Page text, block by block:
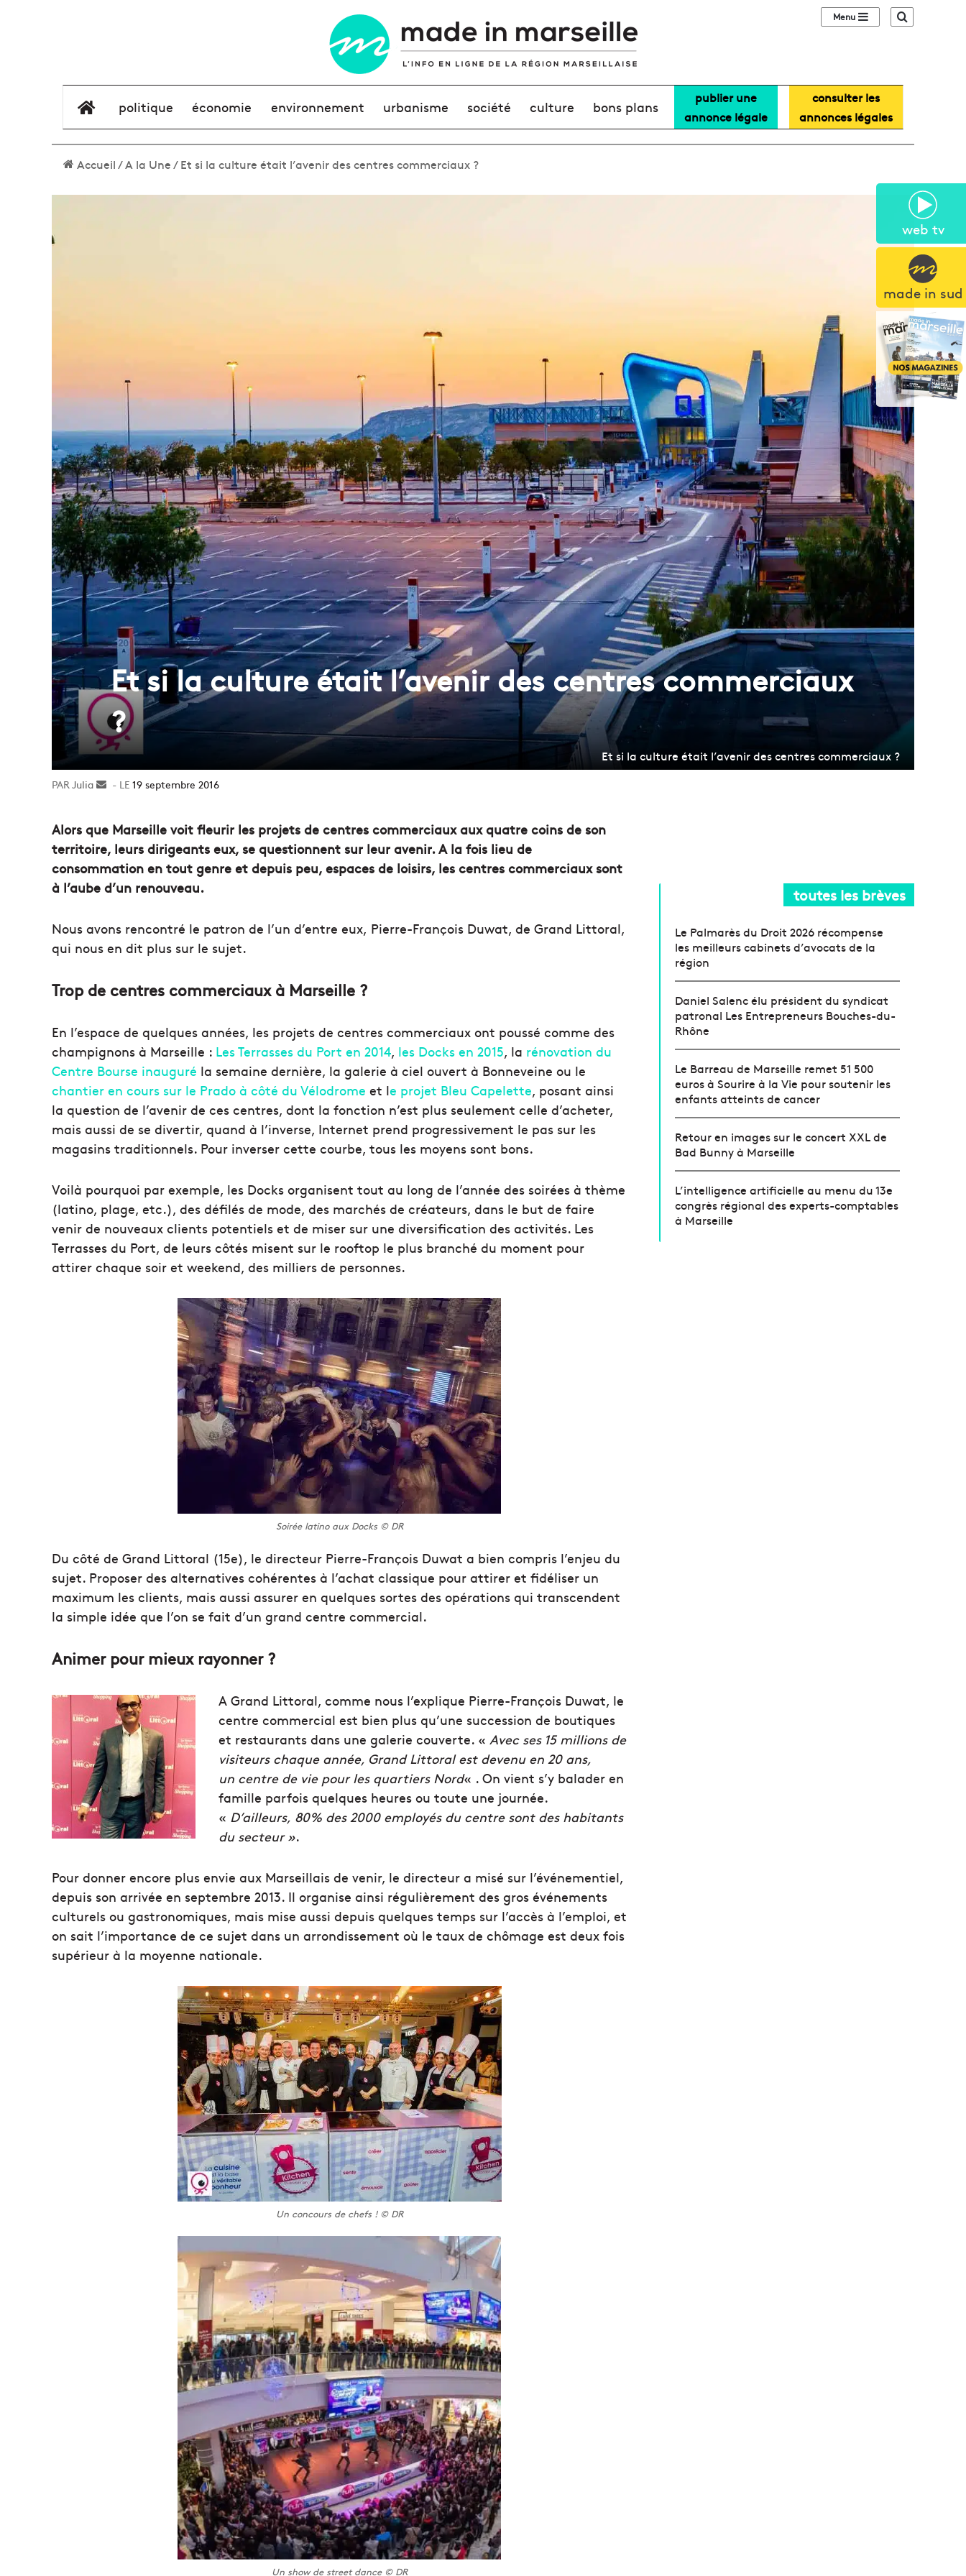
web tv
made in sud
Sidebar (barre
élément de menu
politique économie environnement urbanisme société culture bons plans
publier une
annonce légale
consulter les
annonces légales
Accueil/A la Une/Et si la culture était l’avenir des centres commerciaux ?
Et si la culture était l’avenir des centres commerciaux
?
Et si la culture était l’avenir des centres commerciaux ?
Julia
Envoyer19 septembre 2016
Alors que Marseille voit fleurir les projets de centres commerciaux aux quatre coins de son
territoire, leurs dirigeants eux, se questionnent sur leur avenir. A la fois lieu de
consommation en tout genre et depuis peu, espaces de loisirs, les centres commerciaux sont
à l’aube d’un renouveau.
Nous avons rencontré le patron de l’un d’entre eux, Pierre-François Duwat, de Grand Littoral,
qui nous en dit plus sur le sujet.
Trop de centres commerciaux à Marseille ?
En l’espace de quelques années, les projets de centres commerciaux ont poussé comme des
champignons à Marseille : Les Terrasses du Port en 2014, les Docks en 2015, la rénovation du
Centre Bourse inauguré la semaine dernière, la galerie à ciel ouvert à Bonneveine ou le
chantier en cours sur le Prado à côté du Vélodrome et le projet Bleu Capelette, posant ainsi
la question de l’avenir de ces centres, dont la fonction n’est plus seulement celle d’acheter,
mais aussi de se divertir, quand à l’inverse, Internet prend progressivement le pas sur les
magasins traditionnels. Pour inverser cette courbe, tous les moyens sont bons.
Voilà pourquoi par exemple, les Docks organisent tout au long de l’année des soirées à thème
(latino, plage, etc.), des défilés de mode, des marchés de créateurs, dans le but de faire
venir de nouveaux clients potentiels et de miser sur une diversification des activités. Les
Terrasses du Port, de leurs côtés misent sur le rooftop le plus branché du moment pour
attirer chaque soir et weekend, des milliers de personnes.
Soirée latino aux Docks © DR
Du côté de Grand Littoral (15e), le directeur Pierre-François Duwat a bien compris l’enjeu du
sujet. Proposer des alternatives cohérentes à l’achat classique pour attirer et fidéliser un
maximum les clients, mais aussi assurer en quelques sortes des opérations qui transcendent
la simple idée que l’on se fait d’un grand centre commercial.
Animer pour mieux rayonner ?
A Grand Littoral, comme nous l’explique Pierre-François Duwat, le
centre commercial est bien plus qu’une succession de boutiques
et restaurants dans une galerie couverte. « Avec ses 15 millions de
visiteurs chaque année, Grand Littoral est devenu en 20 ans,
un centre de vie pour les quartiers Nord« . On vient s’y balader en
famille parfois quelques heures ou toute une journée.
« D’ailleurs, 80% des 2000 employés du centre sont des habitants
du secteur ».
Pour donner encore plus envie aux Marseillais de venir, le directeur a misé sur l’événementiel,
depuis son arrivée en septembre 2013. Il organise ainsi régulièrement des gros événements
culturels ou gastronomiques, mais mise aussi depuis quelques temps sur l’accès à l’emploi, et
on sait l’importance de ce sujet dans un arrondissement où le taux de chômage est deux fois
supérieur à la moyenne nationale.
Un concours de chefs ! © DR
Un show de street dance © DR
toutes les brèves
Le Palmarès du Droit 2026 récompense
les meilleurs cabinets d’avocats de la
région
Daniel Salenc élu président du syndicat
patronal Les Entrepreneurs Bouches-du-
Rhône
Le Barreau de Marseille remet 51 500
euros à Sourire à la Vie pour soutenir les
enfants atteints de cancer
Retour en images sur le concert XXL de
Bad Bunny à Marseille
L’intelligence artificielle au menu du 13e
congrès régional des experts-comptables
à Marseille